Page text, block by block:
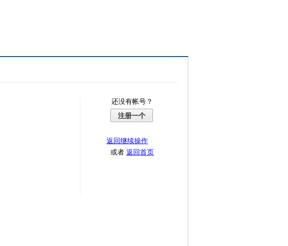
还没有帐号？
注册一个
返回继续操作
或者返回首页